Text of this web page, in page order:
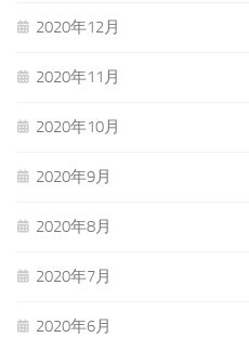
2020年12月
2020年11月
2020年10月
2020年9月
2020年8月
2020年7月
2020年6月